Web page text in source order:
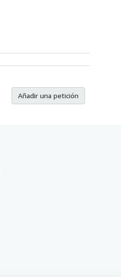
Añadir una petición